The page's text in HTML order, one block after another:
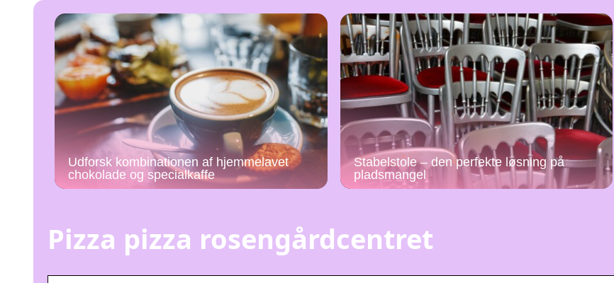
Udforsk kombinationen af hjemmelavet
chokolade og specialkaffe
Stabelstole – den perfekte løsning på
pladsmangel
Pizza pizza rosengårdcentret